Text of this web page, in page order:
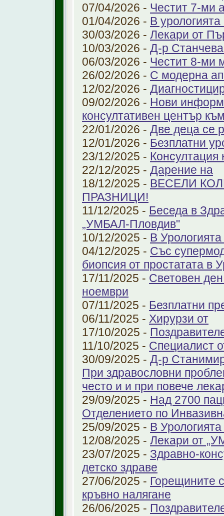
07/04/2026 - Честит 7-ми
01/04/2026 - В урологията
30/03/2026 - Лекари от
10/03/2026 - Д-р
06/03/2026 - Честит 8-ми
26/02/2026 - С модерна
12/02/2026 -
09/02/2026 - Нови
консултативен център
22/01/2026 - Две деца се
12/01/2026 - Безплатни
23/12/2025 - Консултация
22/12/2025 - Дарение на
18/12/2025 - ВЕСЕЛИ
ПРАЗНИЦИ!
11/12/2025 - Беседа в
„УМБАЛ-Пловдив"
10/12/2025 - В
04/12/2025 - Със
биопсия от простатата в
17/11/2025 - Световен
ноември
07/11/2025 - Безплатни
06/11/2025 - Хирурзи от
17/10/2025 -
11/10/2025 - Специалист
30/09/2025 - Д-р
При здравословни
често и и при повече
29/09/2025 - Над 2700
Отделението по
25/09/2025 - В
12/08/2025 - Лекари от
23/07/2025 - Здравно-
детско здраве
27/06/2025 - Горещините
кръвно налягане
26/06/2025 -